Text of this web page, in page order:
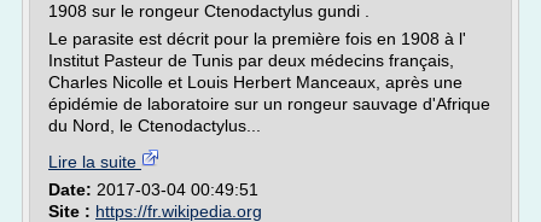
1908 sur le rongeur Ctenodactylus gundi .
Le parasite est décrit pour la première fois en 1908 à l'
Institut Pasteur de Tunis par deux médecins français,
Charles Nicolle et Louis Herbert Manceaux, après une
épidémie de laboratoire sur un rongeur sauvage d'Afrique
du Nord, le Ctenodactylus...
Lire la suite
Date: 2017-03-04 00:49:51
Site : https://fr.wikipedia.org